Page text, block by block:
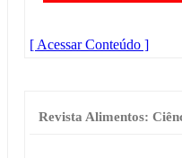
[ Acessar Conteúdo ]
Revista Alimentos: